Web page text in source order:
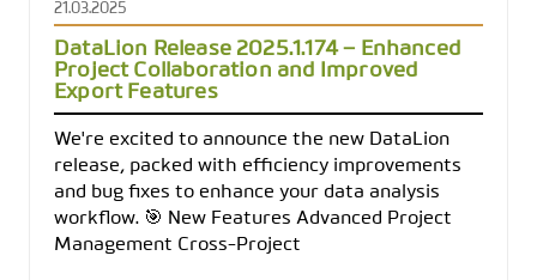
21.03.2025
DataLion Release 2025.1.174 – Enhanced
Project Collaboration and Improved
Export Features
We're excited to announce the new DataLion
release, packed with efficiency improvements
and bug fixes to enhance your data analysis
workflow. 🎯 New Features Advanced Project
Management Cross-Project